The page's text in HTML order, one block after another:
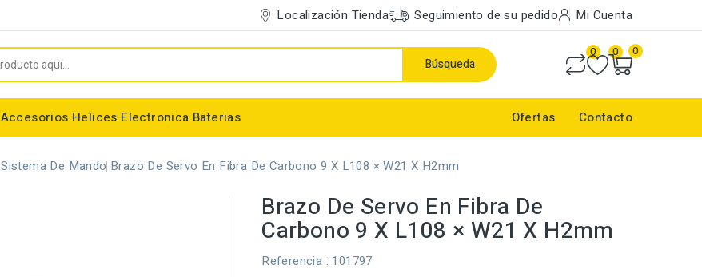
Localización Tienda Seguimiento de su pedido Mi Cuenta
Búsqueda
0 0 0
Accesorios Helices Electronica Baterias Ofertas Contacto
Sistema De Mando Brazo De Servo En Fibra De Carbono 9 X L108 × W21 X H2mm
Brazo De Servo En Fibra De
Carbono 9 X L108 × W21 X H2mm
Referencia : 101797